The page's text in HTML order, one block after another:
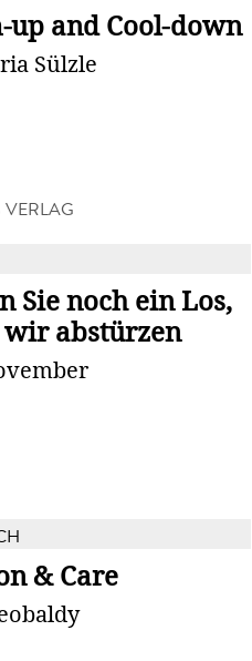
up and Cool-down
Sülzle
Sie noch ein Los,
abstürzen
& Care